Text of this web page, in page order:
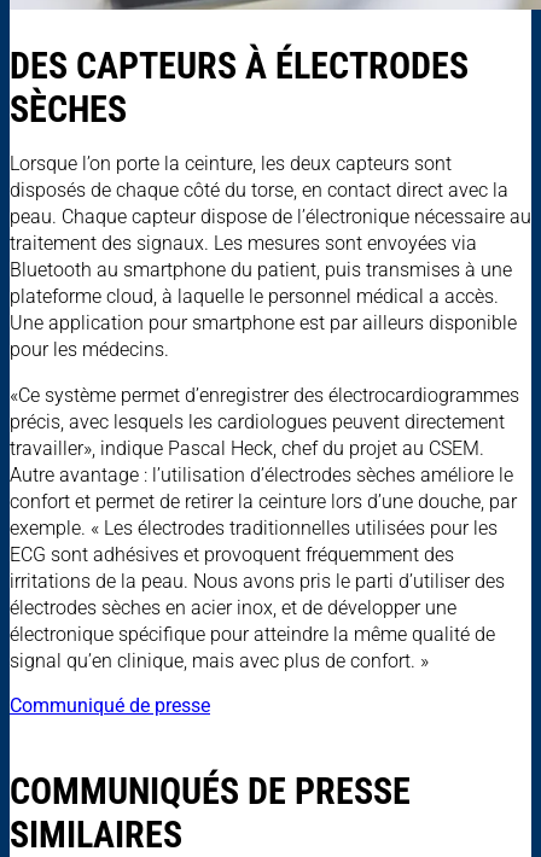
DES CAPTEURS À ÉLECTRODES
SÈCHES
Lorsque l’on porte la ceinture, les deux capteurs sont
disposés de chaque côté du torse, en contact direct avec la
peau. Chaque capteur dispose de l’électronique nécessaire au
traitement des signaux. Les mesures sont envoyées via
Bluetooth au smartphone du patient, puis transmises à une
plateforme cloud, à laquelle le personnel médical a accès.
Une application pour smartphone est par ailleurs disponible
pour les médecins.
«Ce système permet d’enregistrer des électrocardiogrammes
précis, avec lesquels les cardiologues peuvent directement
travailler», indique Pascal Heck, chef du projet au CSEM.
Autre avantage : l’utilisation d’électrodes sèches améliore le
confort et permet de retirer la ceinture lors d’une douche, par
exemple. « Les électrodes traditionnelles utilisées pour les
ECG sont adhésives et provoquent fréquemment des
irritations de la peau. Nous avons pris le parti d’utiliser des
électrodes sèches en acier inox, et de développer une
électronique spécifique pour atteindre la même qualité de
signal qu’en clinique, mais avec plus de confort. »
Communiqué de presse
COMMUNIQUÉS DE PRESSE
SIMILAIRES